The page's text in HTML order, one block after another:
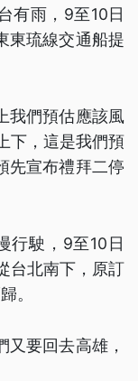
有雨，9至10日
東琉線交通船提
我們預估應該風
下，這是我們預
先宣布禮拜二停
行駛，9至10日
台北南下，原訂
。
要回去高雄，